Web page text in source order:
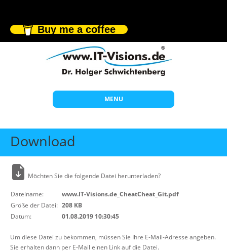
Buy me a coffee
MENU
Start
Themen
Offene Seminare
Wissen
Über uns
Download
Möchten Sie die folgende Datei herunterladen?
Dateiname:
www.IT-Visions.de_CheatCheat_Git.pdf
Größe der Datei: 208 KB
Datum:
01.08.2019 10:30:45
Um diese Datei zu bekommen, müssen Sie Ihre E-Mail-Adresse angeben.
Sie erhalten dann per E-Mail einen Link auf die Datei.